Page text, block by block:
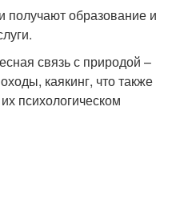
образование и
связь с природой –
каякинг, что также
психологическом